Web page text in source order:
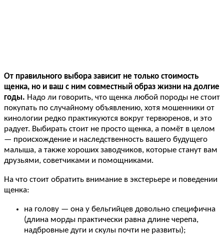
От правильного выбора зависит не только стоимость
щенка, но и ваш с ним совместный образ жизни на долгие
годы. Надо ли говорить, что щенка любой породы не стоит
покупать по случайному объявлению, хотя мошенники от
кинологии редко практикуются вокруг тервюренов, и это
радует. Выбирать стоит не просто щенка, а помёт в целом
— происхождение и наследственность вашего будущего
малыша, а также хороших заводчиков, которые станут вам
друзьями, советчиками и помощниками.
На что стоит обратить внимание в экстерьере и поведении
щенка:
на голову — она у бельгийцев довольно специфична
(длина морды практически равна длине черепа,
надбровные дуги и скулы почти не развиты);